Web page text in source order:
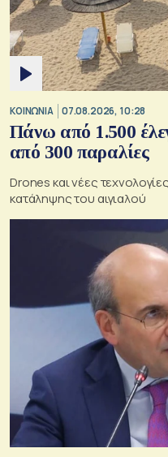
ΚΟΙΝΩΝΙΑ 07.08.2026, 10:28
Πάνω από 1.500
από 300 παραλίες
Drones και νέες
κατάληψης του αιγιαλού